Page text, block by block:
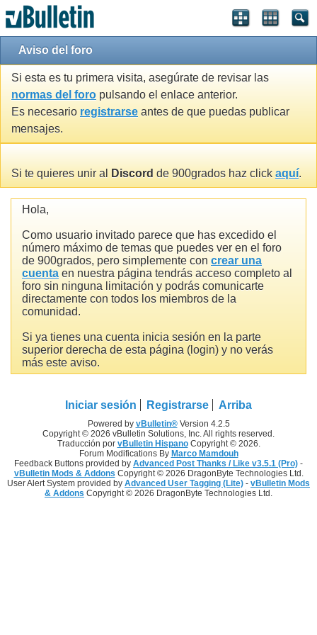
Aviso del foro
Si esta es tu primera visita, asegúrate de revisar las
normas del foro pulsando el enlace anterior.
Es necesario registrarse antes de que puedas publicar
mensajes.
Si te quieres unir al Discord de 900grados haz click aquí.
Hola,
Como usuario invitado parece que has excedido el
número máximo de temas que puedes ver en el foro
de 900grados, pero simplemente con crear una
cuenta en nuestra página tendrás acceso completo al
foro sin ninguna limitación y podrás comunicarte
directamente con todos los miembros de la
comunidad.
Si ya tienes una cuenta inicia sesión en la parte
superior derecha de esta página (login) y no verás
más este aviso.
Iniciar sesión Registrarse Arriba
Powered by vBulletin®Version 4.2.5
Copyright © 2026 vBulletin Solutions, Inc. All rights reserved.
Traducción por vBulletin HispanoCopyright © 2026.
Forum Modifications By Marco Mamdouh
Feedback Buttons provided by Advanced Post Thanks / Like v3.5.1 (Pro) -
vBulletin Mods & Addons Copyright © 2026 DragonByte Technologies Ltd.
User Alert System provided by Advanced User Tagging (Lite) - vBulletin Mods
& Addons Copyright © 2026 DragonByte Technologies Ltd.